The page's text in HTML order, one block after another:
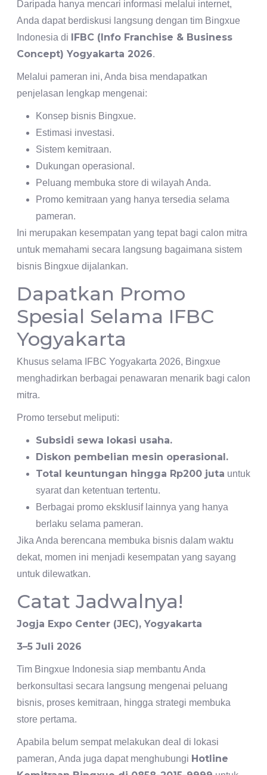
Daripada hanya mencari informasi melalui internet,
Anda dapat berdiskusi langsung dengan tim Bingxue
Indonesia di IFBC (Info Franchise & Business
Concept) Yogyakarta 2026.
Melalui pameran ini, Anda bisa mendapatkan
penjelasan lengkap mengenai:
Konsep bisnis Bingxue.
Estimasi investasi.
Sistem kemitraan.
Dukungan operasional.
Peluang membuka store di wilayah Anda.
Promo kemitraan yang hanya tersedia selama
pameran.
Ini merupakan kesempatan yang tepat bagi calon mitra
untuk memahami secara langsung bagaimana sistem
bisnis Bingxue dijalankan.
Dapatkan Promo
Spesial Selama IFBC
Yogyakarta
Khusus selama IFBC Yogyakarta 2026, Bingxue
menghadirkan berbagai penawaran menarik bagi calon
mitra.
Promo tersebut meliputi:
Subsidi sewa lokasi usaha.
Diskon pembelian mesin operasional.
Total keuntungan hingga Rp200 juta untuk
syarat dan ketentuan tertentu.
Berbagai promo eksklusif lainnya yang hanya
berlaku selama pameran.
Jika Anda berencana membuka bisnis dalam waktu
dekat, momen ini menjadi kesempatan yang sayang
untuk dilewatkan.
Catat Jadwalnya!
Jogja Expo Center (JEC), Yogyakarta
3–5 Juli 2026
Tim Bingxue Indonesia siap membantu Anda
berkonsultasi secara langsung mengenai peluang
bisnis, proses kemitraan, hingga strategi membuka
store pertama.
Apabila belum sempat melakukan deal di lokasi
pameran, Anda juga dapat menghubungi Hotline